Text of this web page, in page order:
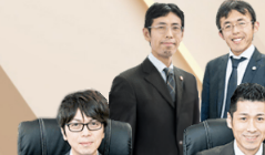
相続・遺言
離婚（夫婦間トラブル）
相続・遺言
離婚（夫婦間トラブル）